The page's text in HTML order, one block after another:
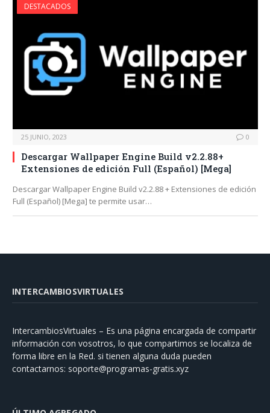
DESTACADOS
25 JUNIO, 2023 0
Descargar Wallpaper Engine Build v2.2.88+
Extensiones de edición Full (Español) [Mega]
Descargar Wallpaper Engine Build v2.2.88 + Extensiones de edición
Full (Español) [Mega] te permite usar…
INTERCAMBIOSVIRTUALES
IntercambiosVirtuales – Es una página encargada de compartir
información con vosotros, lo que compartimos se localiza de
forma libre en la Red. si tienen alguna duda pueden
contactarnos: soporte@programas-gratis.xyz